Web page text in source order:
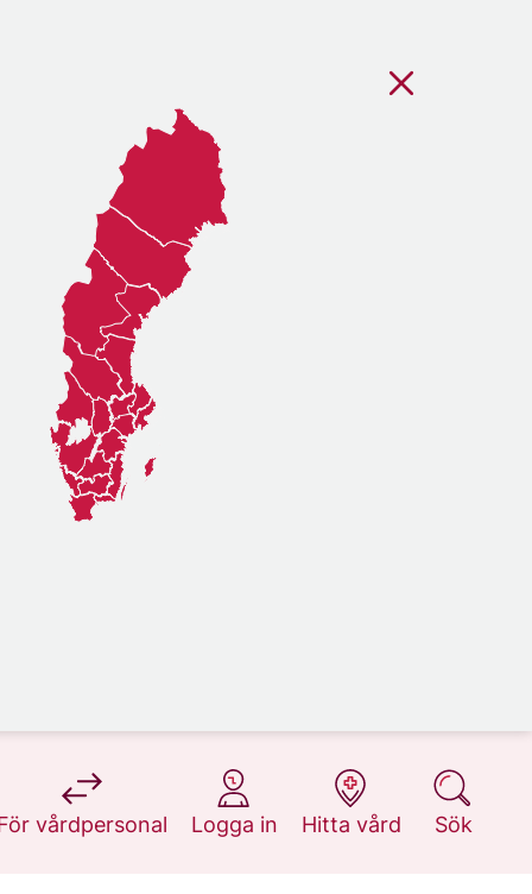
vårdpersonal
på 1177.se
Logga in
på 1177.se
Hitta vård
på 1177.se
Sök
på 1177.se